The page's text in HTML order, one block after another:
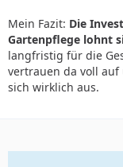
Mein Fazit: Die
Gartenpflege lohnt
langfristig für die
vertrauen da voll auf
sich wirklich aus.